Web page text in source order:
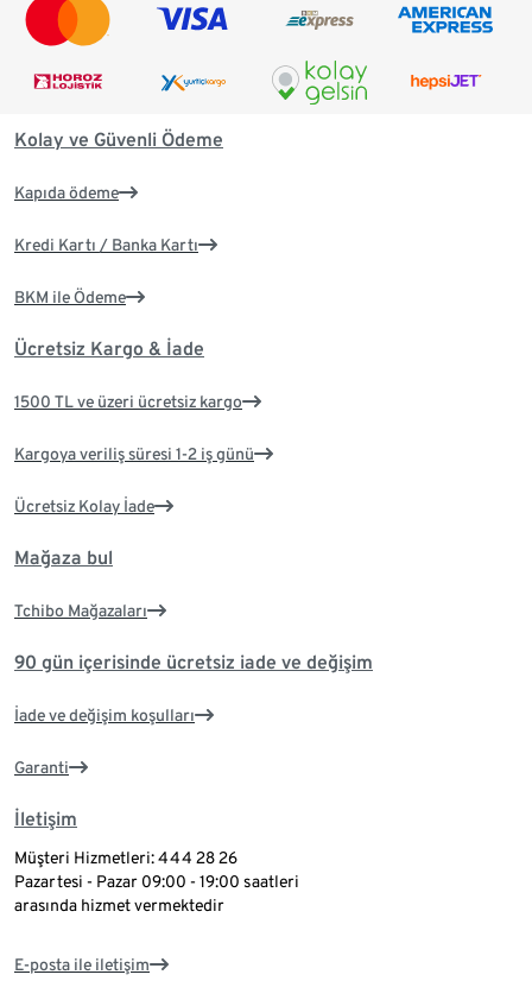
Kolay ve Güvenli Ödeme
Kapıda ödeme
Kredi Kartı / Banka Kartı
BKM ile Ödeme
Ücretsiz Kargo & İade
1500 TL ve üzeri ücretsiz kargo
Kargoya veriliş süresi 1-2 iş günü
Ücretsiz Kolay İade
Mağaza bul
Tchibo Mağazaları
90 gün içerisinde ücretsiz iade ve değişim
İade ve değişim koşulları
Garanti
İletişim
Müşteri Hizmetleri: 444 28 26
Pazartesi - Pazar 09:00 - 19:00 saatleri
arasında hizmet vermektedir
E-posta ile iletişim